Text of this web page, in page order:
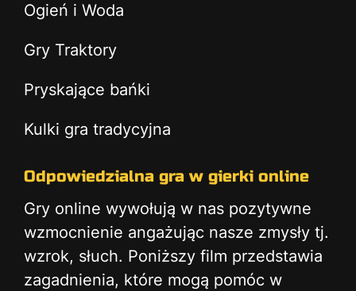
Ogień i Woda
Gry Traktory
Pryskające bańki
Kulki gra tradycyjna
Odpowiedzialna gra w gierki online
Gry online wywołują w nas pozytywne
wzmocnienie angażując nasze zmysły tj.
wzrok, słuch. Poniższy film przedstawia
zagadnienia, które mogą pomóc w